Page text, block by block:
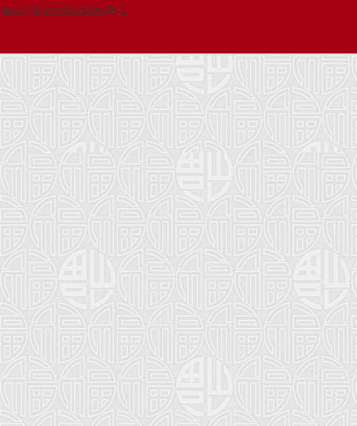
豫ICP备2023012085号-1